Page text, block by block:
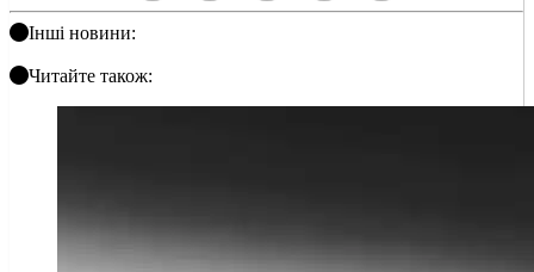
Інші новини:
Читайте також: